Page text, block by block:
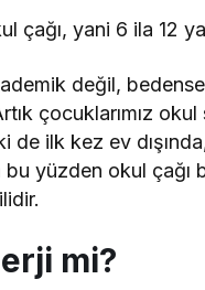
çağı, yani 6 ila 12
değil,
çocuklarımız
de ilk kez ev
yüzden okul
mi?